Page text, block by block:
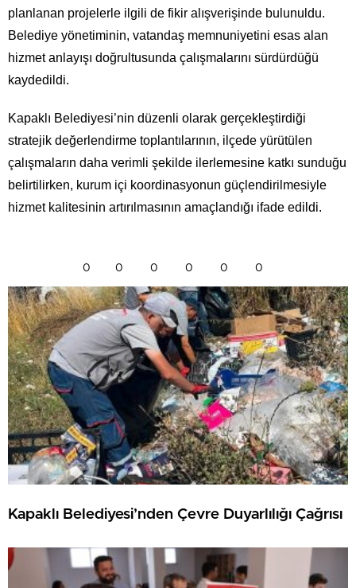
planlanan projelerle ilgili de fikir alışverişinde bulunuldu.
Belediye yönetiminin, vatandaş memnuniyetini esas alan
hizmet anlayışı doğrultusunda çalışmalarını sürdürdüğü
kaydedildi.
Kapaklı Belediyesi’nin düzenli olarak gerçekleştirdiği
stratejik değerlendirme toplantılarının, ilçede yürütülen
çalışmaların daha verimli şekilde ilerlemesine katkı sunduğu
belirtilirken, kurum içi koordinasyonun güçlendirilmesiyle
hizmet kalitesinin artırılmasının amaçlandığı ifade edildi.
0 0 0 0 0 0
Kapaklı Belediyesi’nden Çevre Duyarlılığı Çağrısı